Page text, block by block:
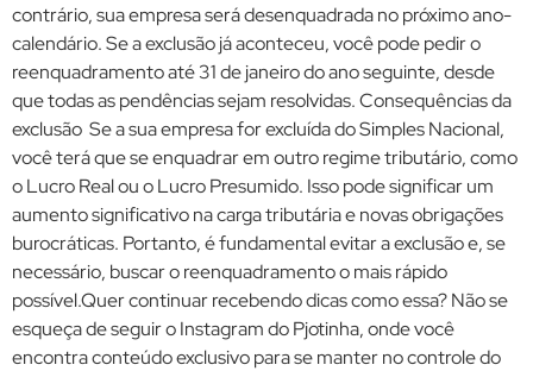
contrário, sua empresa será desenquadrada no próximo ano-
calendário. Se a exclusão já aconteceu, você pode pedir o
reenquadramento até 31 de janeiro do ano seguinte, desde
que todas as pendências sejam resolvidas. Consequências da
exclusão Se a sua empresa for excluída do Simples Nacional,
você terá que se enquadrar em outro regime tributário, como
o Lucro Real ou o Lucro Presumido. Isso pode significar um
aumento significativo na carga tributária e novas obrigações
burocráticas. Portanto, é fundamental evitar a exclusão e, se
necessário, buscar o reenquadramento o mais rápido
possível.Quer continuar recebendo dicas como essa? Não se
esqueça de seguir o Instagram do Pjotinha, onde você
encontra conteúdo exclusivo para se manter no controle do